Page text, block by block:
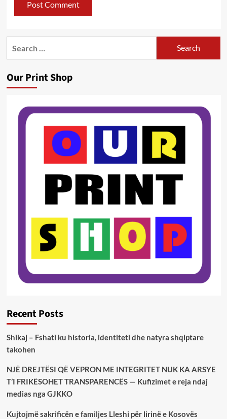
Our Print Shop
Recent Posts
Shikaj – Fshati ku historia, identiteti dhe natyra shqiptare
takohen
NJË DREJTËSI QË VEPRON ME INTEGRITET NUK KA ARSYE
T’I FRIKËSOHET TRANSPARENCËS — Kufizimet e reja ndaj
medias nga GJKKO
Kujtojmë sakrificën e familjes Lleshi për lirinë e Kosovës